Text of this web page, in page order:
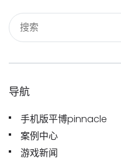
导航
手机版平博pinnacle
案例中心
游戏新闻